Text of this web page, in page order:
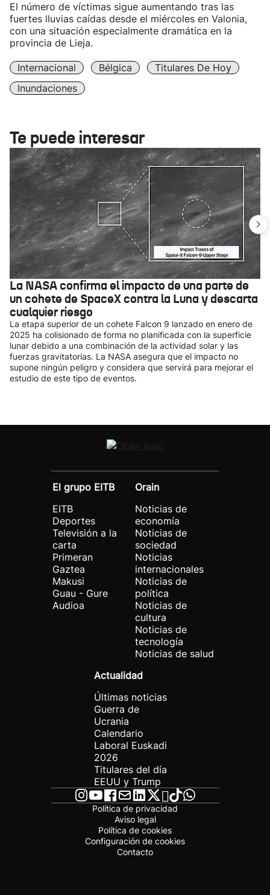
El número de víctimas sigue aumentando tras las
fuertes lluvias caídas desde el miércoles en Valonia,
con una situación especialmente dramática en la
provincia de Lieja.
Internacional Bélgica
Titulares De Hoy
Inundaciones
Te puede interesar
La NASA confirma el impacto de una parte de
un cohete de SpaceX contra la Luna y descarta
cualquier riesgo
La etapa superior de un cohete Falcon 9 lanzado en enero de
2025 ha colisionado de forma no planificada con la superficie
lunar debido a una combinación de la actividad solar y las
fuerzas gravitatorias. La NASA asegura que el impacto no
supone ningún peligro y considera que servirá para mejorar el
estudio de este tipo de eventos.
El grupo EITB
EITB
Deportes
Televisión a la
carta
Primeran
Gaztea
Makusi
Guau - Gure
Audioa
Orain
Noticias de
economía
Noticias de
sociedad
Noticias
internacionales
Noticias de
política
Noticias de
cultura
Noticias de
tecnología
Noticias de salud
Actualidad
Últimas noticias
Guerra de
Ucrania
Calendario
Laboral Euskadi
2026
Titulares del día
EEUU y Trump
Política de privacidad
Aviso legal
Política de cookies
Configuración de cookies
Contacto